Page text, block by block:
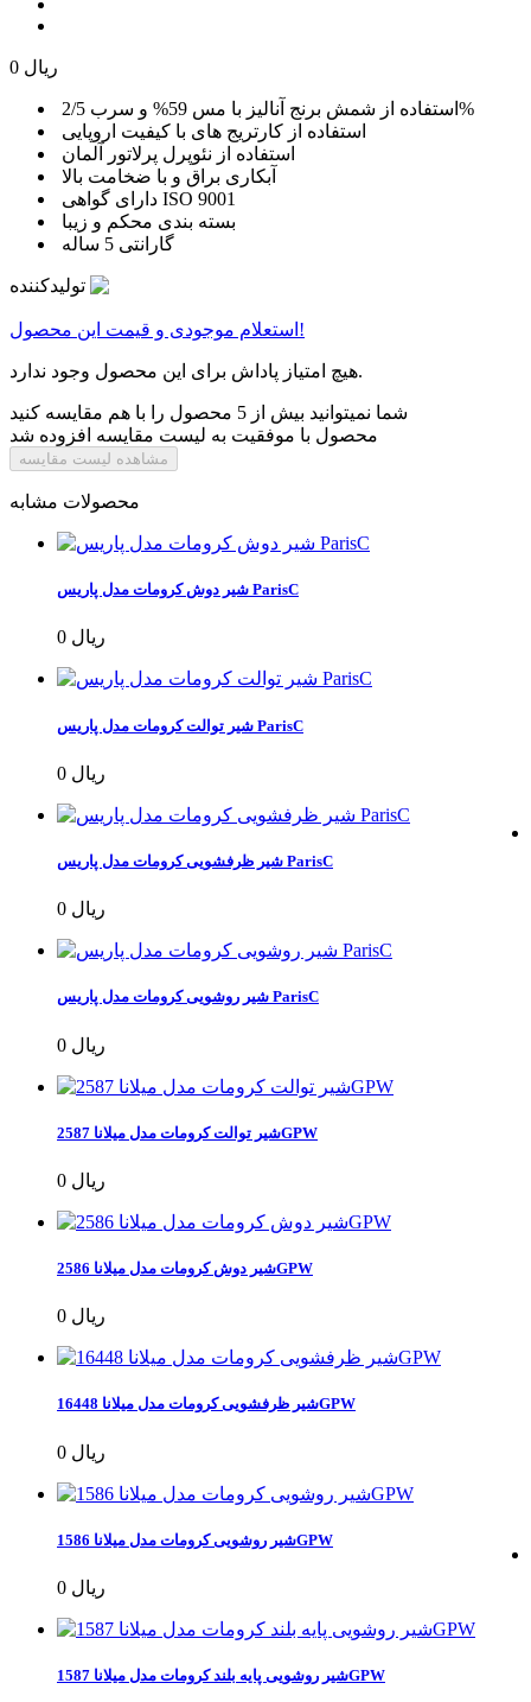
0 ریال
استفاده از شمش برنج آنالیز با مس 59% و سرب 2/5%
استفاده از کارتریج های با کیفیت اروپایی
استفاده از نئوپرل پرلاتور آلمان
آبکاری براق و با ضخامت بالا
دارای گواهی ISO 9001
بسته بندی محکم و زیبا
گارانتی 5 ساله
تولیدکننده
استعلام موجودی و قیمت این محصول!
هیچ امتیاز پاداش برای این محصول وجود ندارد.
شما نمیتوانید بیش از 5 محصول را با هم مقایسه کنید
محصول با موفقیت به لیست مقایسه افزوده شد
مشاهده لیست مقایسه
محصولات مشابه
شیر دوش کرومات مدل پاریس ParisC
0 ریال
شیر توالت کرومات مدل پاریس ParisC
0 ریال
شیر ظرفشویی کرومات مدل پاریس ParisC
0 ریال
شیر روشویی کرومات مدل پاریس ParisC
0 ریال
شیر توالت کرومات مدل میلانا 2587GPW
0 ریال
شیر دوش کرومات مدل میلانا 2586GPW
0 ریال
شیر ظرفشویی کرومات مدل میلانا 16448GPW
0 ریال
شیر روشویی کرومات مدل میلانا 1586GPW
0 ریال
شیر روشویی پایه بلند کرومات مدل میلانا 1587GPW